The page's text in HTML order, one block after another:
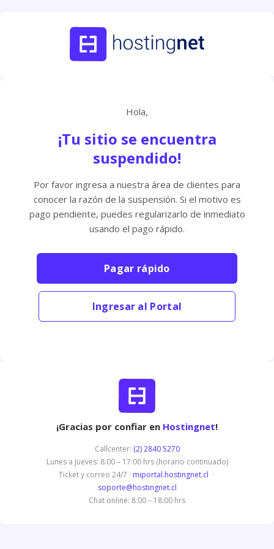
Hola,
¡Tu sitio se encuentra
suspendido!
Por favor ingresa a nuestra área de clientes para
conocer la razón de la suspensión. Si el motivo es
pago pendiente, puedes regularizarlo de inmediato
usando el pago rápido.
Pagar rápido
Ingresar al Portal
¡Gracias por confiar en Hostingnet!
Callcenter: (2) 2840 5270
Lunes a Jueves: 8:00 – 17:00 hrs (horario continuado)
Ticket y correo 24/7 · miportal.hostingnet.cl ·
soporte@hostingnet.cl
Chat online: 8:00 – 18:00 hrs